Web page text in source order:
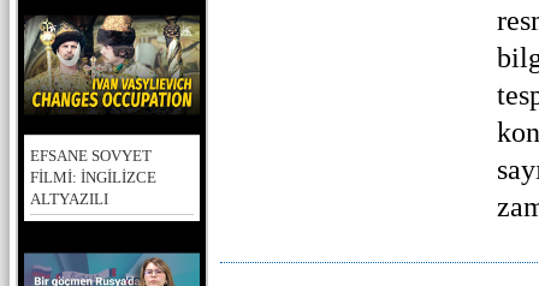
EFSANE SOVYET
FİLMİ: İNGİLİZCE
ALTYAZILI